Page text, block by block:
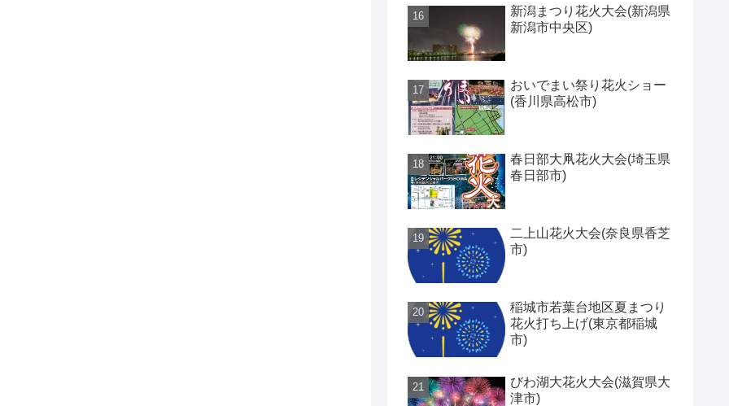
新潟まつり花火大会(新潟県
新潟市中央区)
おいでまい祭り花火ショー
(香川県高松市)
春日部大凧花火大会(埼玉県
春日部市)
二上山花火大会(奈良県香芝
市)
稲城市若葉台地区夏まつり
花火打ち上げ(東京都稲城
市)
びわ湖大花火大会(滋賀県大
津市)